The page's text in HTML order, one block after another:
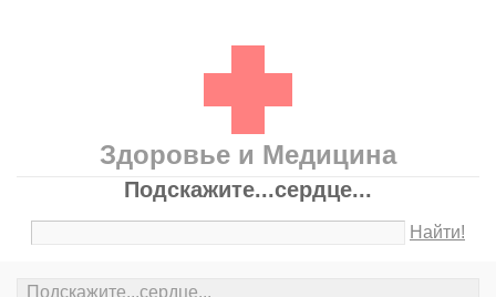
Здоровье и Медицина
Подскажите...сердце...
Найти!
Подскажите...сердце...